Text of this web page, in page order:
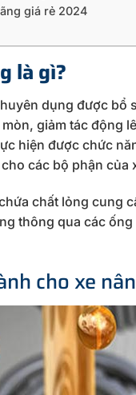
giá rẻ 2024
là gì?
dụng được
giảm tác động
hiện được chức
các bộ phận của
chất lỏng cung
thông qua các
cho xe